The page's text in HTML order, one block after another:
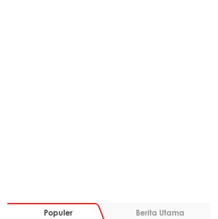
Populer Berita Utama